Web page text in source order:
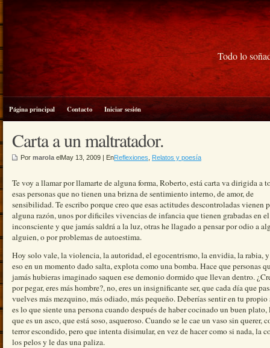
Todo lo
Página principal Contacto Iniciar sesión
Carta a un maltratador.
Por marola elMay 13, 2009 | EnReflexiones Relatos y poesía
Te voy a llamar por llamarte de alguna forma, Roberto, está carta va dirigida a
esas personas que no tienen una brizna de sentimiento interno, de amor, de
sensibilidad. Te escribo porque creo que esas actitudes descontroladas vienen
alguna razón, unos por dificiles vivencias de infancia que tienen grabadas en el
inconsciente y que jamás saldrá a la luz, otras he llagado a pensar por odio a
alguien, o por problemas de autoestima.
Hoy solo vale, la violencia, la autoridad, el egocentrismo, la envidia, la rabia,
eso en un momento dado salta, explota como una bomba. Hace que personas
jamás hubieras imaginado saquen ese demonio dormido que llevan dentro.
por pegar, eres más hombre?, no, eres un insignificante ser, que cada día que
vuelves más mezquino, más odiado, más pequeño. Deberías sentir en tu propio
es lo que siente una persona cuando después de haber cocinado un buen plato,
que es un asco, que está soso, asqueroso. Cuando se le cae un vaso sin querer,
terror escondido, pero que intenta disimular, en vez de hacer como si nada, la
los pelos y le das una paliza.